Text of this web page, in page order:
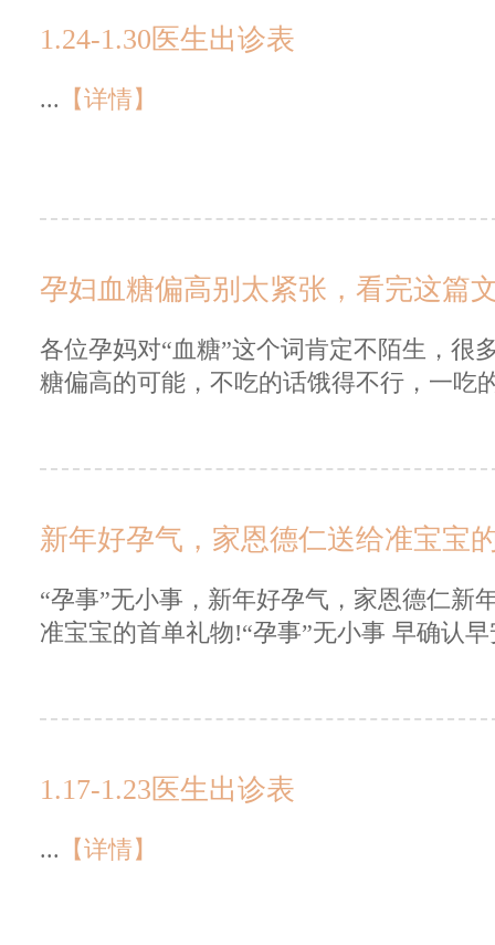
1.24-1.30医生出诊表
... 【详情】
孕妇血糖偏高别太紧张，看完这篇
各位孕妈对“血糖”这个词肯定不陌生，很
糖偏高的可能，不吃的话饿得不行，一吃
新年好孕气，家恩德仁送给准宝宝
“孕事”无小事，新年好孕气，家恩德仁新
准宝宝的首单礼物!“孕事”无小事 早确认
1.17-1.23医生出诊表
... 【详情】